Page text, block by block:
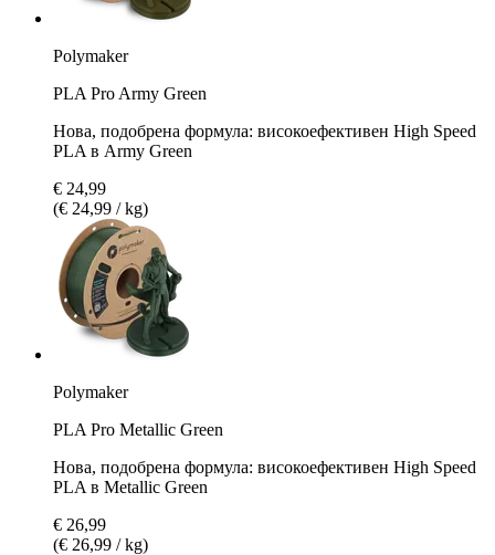
Polymaker
PLA Pro Army Green
Нова, подобрена формула: високоефективен High Speed
PLA в Army Green
€ 24,99
(€ 24,99 / kg)
Polymaker
PLA Pro Metallic Green
Нова, подобрена формула: високоефективен High Speed
PLA в Metallic Green
€ 26,99
(€ 26,99 / kg)